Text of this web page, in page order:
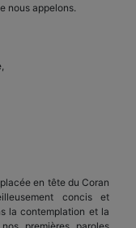
nous appelons.
en tête du Coran
concis et
la contemplation et la